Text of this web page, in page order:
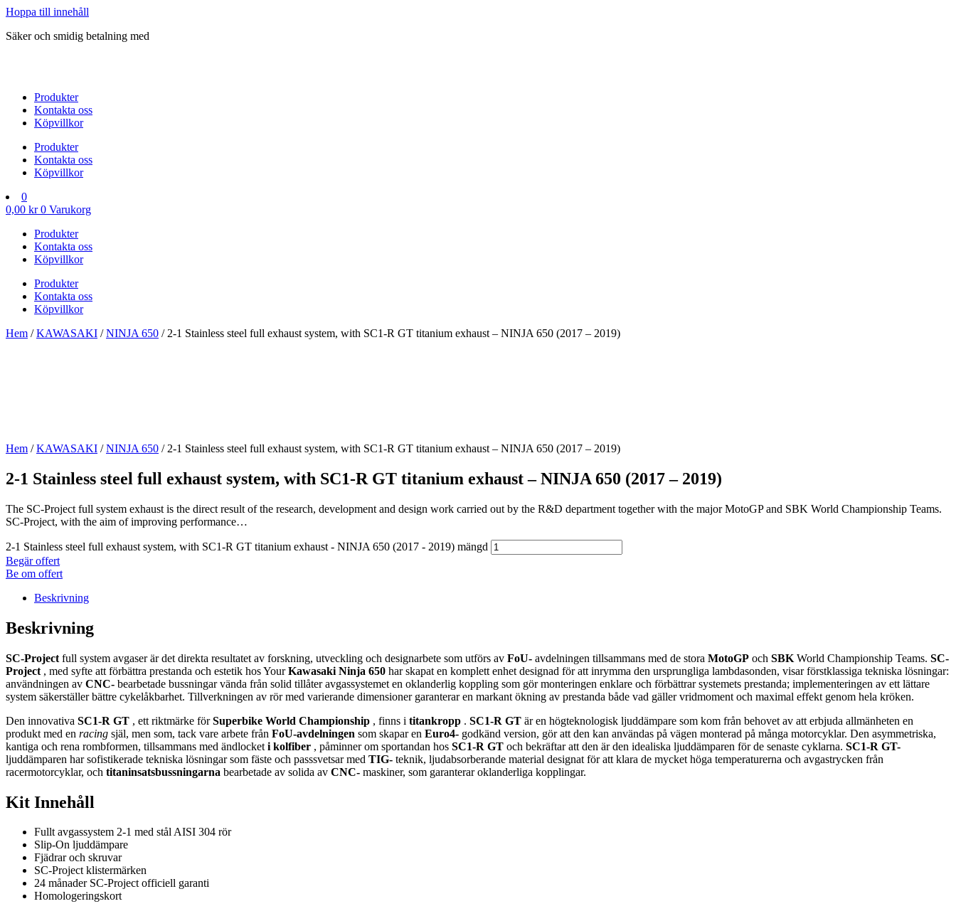
Hoppa till innehåll
Säker och smidig betalning med
Produkter
Kontakta oss
Köpvillkor
Produkter
Kontakta oss
Köpvillkor
0
0,00 kr 0 Varukorg
Produkter
Kontakta oss
Köpvillkor
Produkter
Kontakta oss
Köpvillkor
Hem /KAWASAKI /NINJA 650 / 2-1 Stainless steel full exhaust system, with SC1-R GT titanium exhaust – NINJA 650 (2017 – 2019)
Hem /KAWASAKI /NINJA 650 / 2-1 Stainless steel full exhaust system, with SC1-R GT titanium exhaust – NINJA 650 (2017 – 2019)
2-1 Stainless steel full exhaust system, with SC1-R GT titanium exhaust – NINJA 650 (2017 – 2019)
The SC-Project full system exhaust is the direct result of the research, development and design work carried out by the R&D department together with the major MotoGP and SBK World Championship Teams.
SC-Project, with the aim of improving performance…
2-1 Stainless steel full exhaust system, with SC1-R GT titanium exhaust - NINJA 650 (2017 - 2019) mängd
Begär offert
Be om offert
Beskrivning
Beskrivning
SC-Project full system avgaser är det direkta resultatet av forskning, utveckling och designarbete som utförs av FoU- avdelningen tillsammans med de stora MotoGP och SBK World Championship Teams. SC-
Project , med syfte att förbättra prestanda och estetik hos YourKawasaki Ninja 650 har skapat en komplett enhet designad för att inrymma den ursprungliga lambdasonden, visar förstklassiga tekniska lösningar:
användningen av CNC- bearbetade bussningar vända från solid tillåter avgassystemet en oklanderlig koppling som gör monteringen enklare och förbättrar systemets prestanda; implementeringen av ett lättare
system säkerställer bättre cykelåkbarhet. Tillverkningen av rör med varierande dimensioner garanterar en markant ökning av prestanda både vad gäller vridmoment och maximal effekt genom hela kröken.
Den innovativa SC1-R GT , ett riktmärke förSuperbike World Championship , finns i titankropp . SC1-R GT är en högteknologisk ljuddämpare som kom från behovet av att erbjuda allmänheten en
produkt med en racing själ, men som, tack vare arbete från FoU-avdelningen som skapar en Euro4- godkänd version, gör att den kan användas på vägen monterad på många motorcyklar. Den asymmetriska,
kantiga och rena rombformen, tillsammans med ändlocket i kolfiber , påminner om sportandan hos SC1-R GT och bekräftar att den är den idealiska ljuddämparen för de senaste cyklarna. SC1-R GT-
ljuddämparen har sofistikerade tekniska lösningar som fäste och passsvetsar med TIG- teknik, ljudabsorberande material designat för att klara de mycket höga temperaturerna och avgastrycken från
racermotorcyklar, och titaninsatsbussningarna bearbetade av solida av CNC- maskiner, som garanterar oklanderliga kopplingar.
Kit Innehåll
Fullt avgassystem 2-1 med stål AISI 304 rör
Slip-On ljuddämpare
Fjädrar och skruvar
SC-Project klistermärken
24 månader SC-Project officiell garanti
Homologeringskort